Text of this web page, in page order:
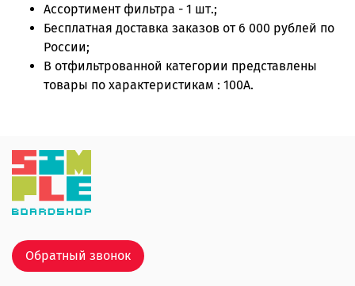
Ассортимент фильтра - 1 шт.;
Бесплатная доставка заказов от 6 000 рублей по
России;
В отфильтрованной категории представлены
товары по характеристикам : 100А.
Обратный звонок